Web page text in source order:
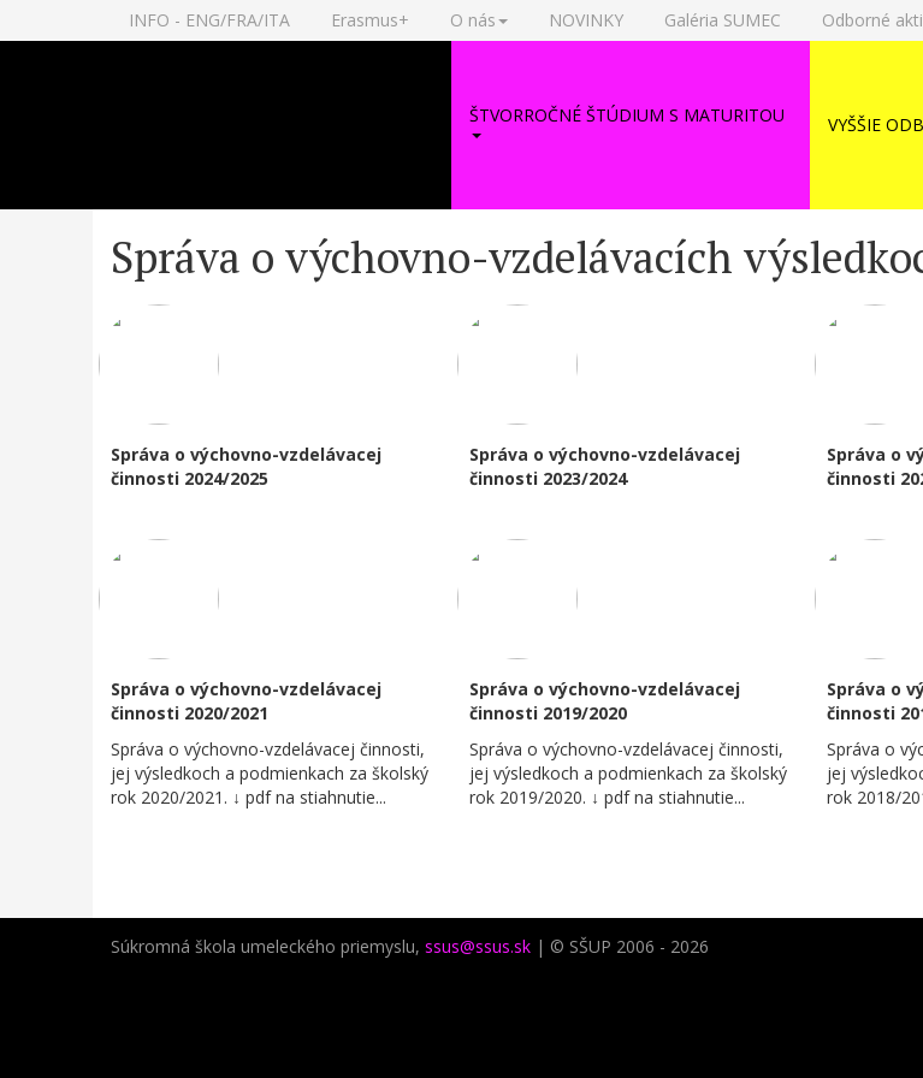
INFO - ENG/FRA/ITA Erasmus+ O nás NOVINKY Galéria SUMEC Odborné
ŠTVORROČNÉ ŠTÚDIUM S MATURITOU VYŠŠIE
Správa o výchovno-vzdelávacích
Správa o výchovno-vzdelávacej
činnosti 2024/2025
Správa o výchovno-vzdelávacej
činnosti 2023/2024
Správa o
činnosti
Správa o výchovno-vzdelávacej
činnosti 2020/2021
Správa o výchovno-vzdelávacej činnosti,
jej výsledkoch a podmienkach za školský
rok 2020/2021. ​↓ pdf na stiahnutie...
Správa o výchovno-vzdelávacej
činnosti 2019/2020
Správa o výchovno-vzdelávacej činnosti,
jej výsledkoch a podmienkach za školský
rok 2019/2020. ​↓ pdf na stiahnutie...
Správa o
činnosti
Správa o
jej
rok 2018/
Súkromná škola umeleckého priemyslu, ssus@ssus.sk | © SŠUP 2006 - 2026